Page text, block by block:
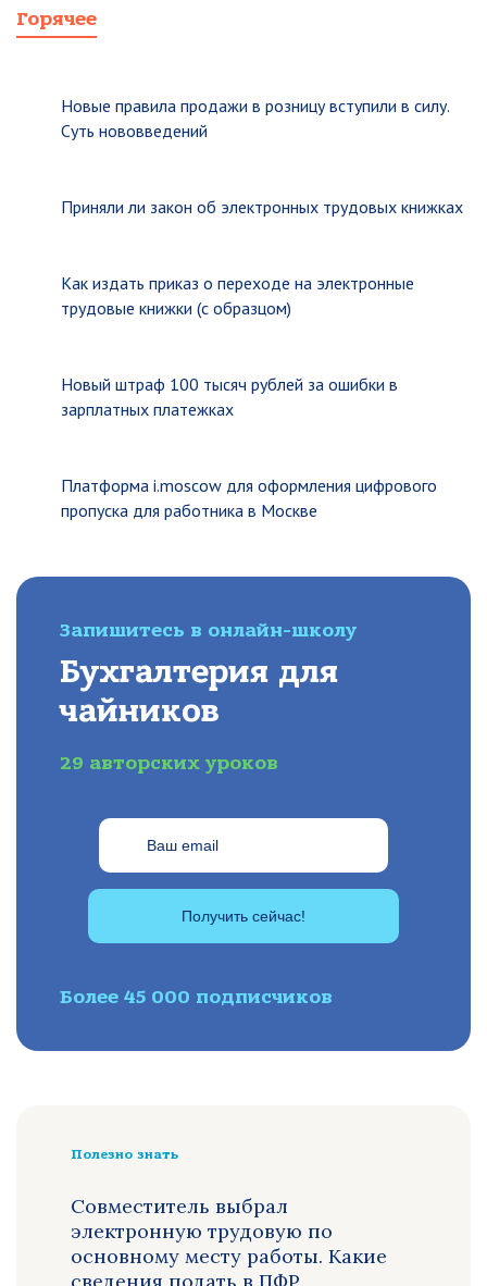
Горячее
Новые правила продажи в розницу вступили в силу.
Суть нововведений
Приняли ли закон об электронных трудовых книжках
Как издать приказ о переходе на электронные
трудовые книжки (с образцом)
Новый штраф 100 тысяч рублей за ошибки в
зарплатных платежках
Платформа i.moscow для оформления цифрового
пропуска для работника в Москве
Запишитесь в онлайн-школу
Бухгалтерия для
чайников
29 авторских уроков
Получить сейчас!
Более 45 000 подписчиков
Полезно знать
Совместитель выбрал
электронную трудовую по
основному месту работы. Какие